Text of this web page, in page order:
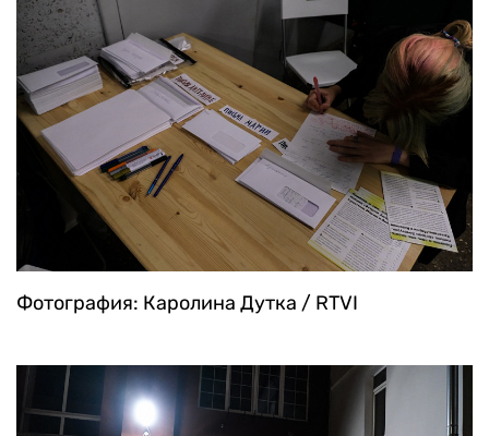
Фотография: Каролина Дутка / RTVI